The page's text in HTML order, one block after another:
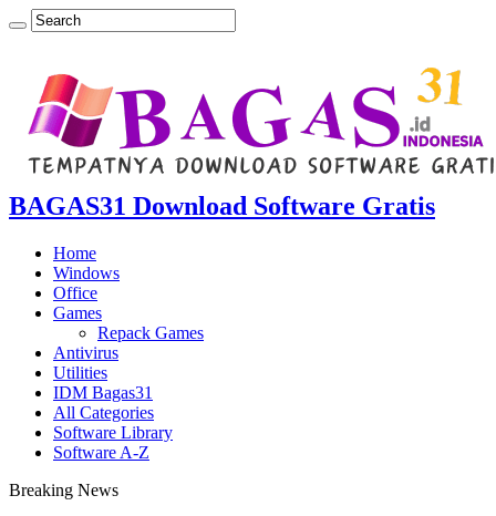
BAGAS31 Download Software Gratis
Home
Windows
Office
Games
Repack Games
Antivirus
Utilities
IDM Bagas31
All Categories
Software Library
Software A-Z
Breaking News